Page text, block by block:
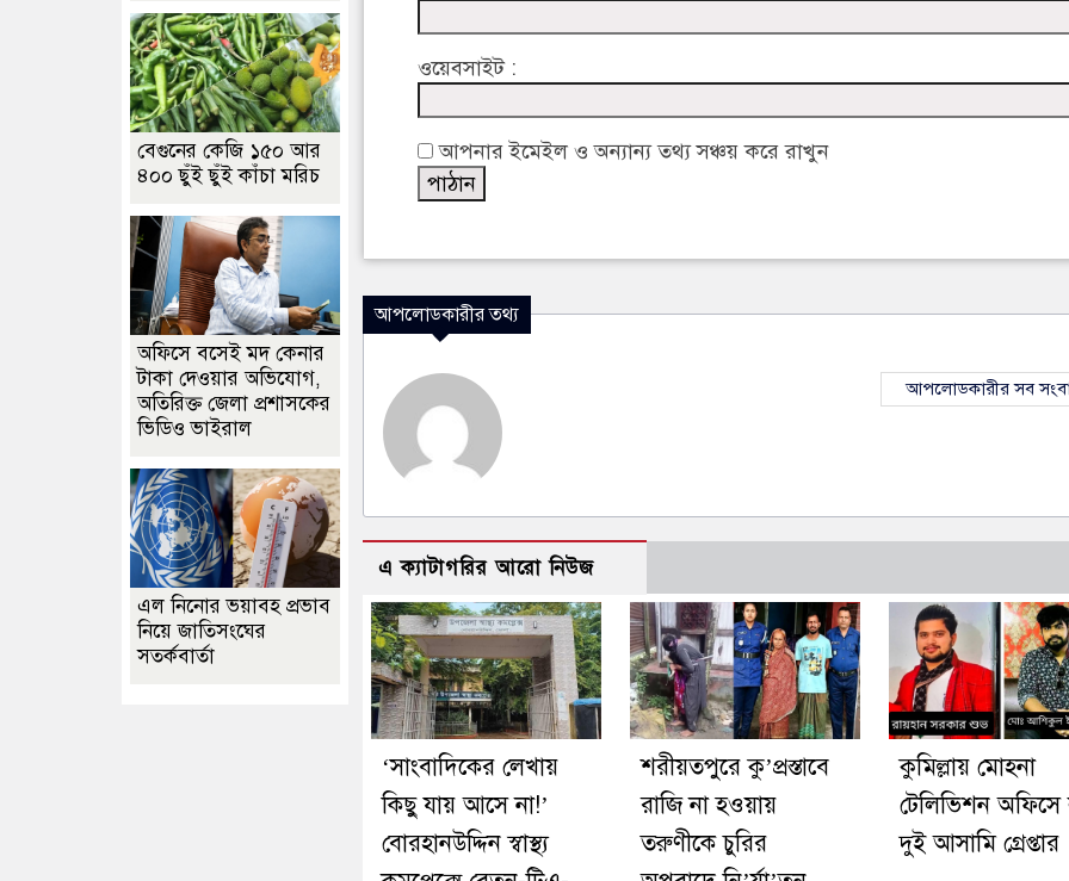
ওয়েবসাইট :
আপনার ইমেইল ও অন্যান্য তথ্য সঞ্চয় করে রাখুন
আপলোডকারীর তথ্য
আপলোডকারীর সব
এ ক্যাটাগরির আরো নিউজ
‘সাংবাদিকের লেখায়
কিছু যায় আসে না!’
বোরহানউদ্দিন স্বাস্থ্য
শরীয়তপুরে কু’প্রস্তাবে
রাজি না হওয়ায়
তরুণীকে চুরির
কুমিল্লায় মোহনা
টেলিভিশন
দুই আসামি গ্রেপ্তার
বেগুনের কেজি ১৫০ আর
৪০০ ছুঁই ছুঁই কাঁচা মরিচ
অফিসে বসেই মদ কেনার
টাকা দেওয়ার অভিযোগ,
অতিরিক্ত জেলা প্রশাসকের
ভিডিও ভাইরাল
এল নিনোর ভয়াবহ প্রভাব
নিয়ে জাতিসংঘের
সতর্কবার্তা